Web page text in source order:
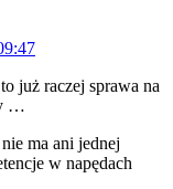
już raczej sprawa na
…
ma ani jednej
w napędach